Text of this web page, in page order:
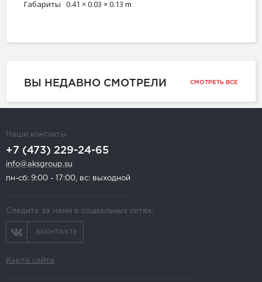
Габариты 0.41 × 0.03 × 0.13 m
ВЫ НЕДАВНО СМОТРЕЛИ СМОТРЕТЬ ВСЕ
Наши контакты
+7 (473) 229-24-65
info@aksgroup.su
пн-сб: 9:00 - 17:00, вс: выходной
Следите за нами в социальных сетях:
ВКОНТАКТЕ
Карта сайта